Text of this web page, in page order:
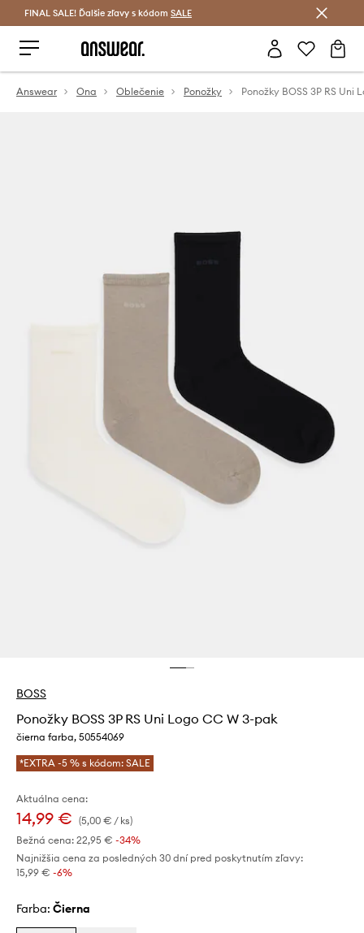
Šetrite s Answear Club >
FINAL SALE! Ďalšie zľavy s kódom SALE
Answear Ona Oblečenie Ponožky
BOSS
Ponožky BOSS 3P RS Uni Logo CC W 3-pak
čierna farba, 50554069
*EXTRA -5 % s kódom: SALE
Aktuálna cena:
14,99 € (5,00 € / ks)
Bežná cena: 22,95 € -34%
Najnižšia cena za posledných 30 dní pred poskytnutím zľavy:
15,99 € -6%
Farba: čierna